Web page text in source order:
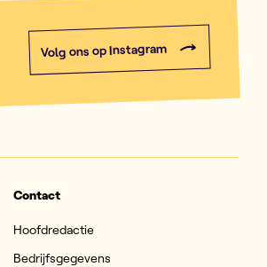
Volg ons op Instagram
Contact
Hoofdredactie
Bedrijfsgegevens